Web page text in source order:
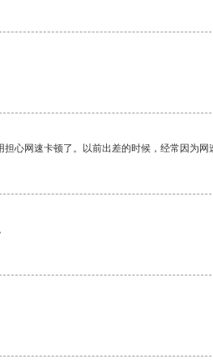
心网速卡顿了。以前出差的时候，经常因为